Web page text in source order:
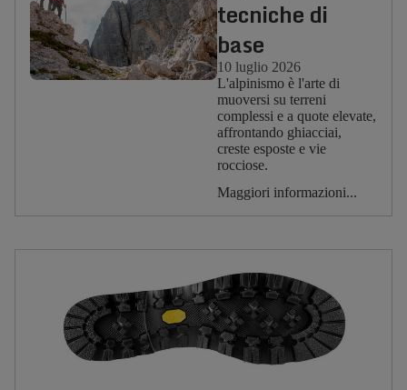
tecniche di
base
10 luglio 2026
L'alpinismo è l'arte di
muoversi su terreni
complessi e a quote elevate,
affrontando ghiacciai,
creste esposte e vie
rocciose.
Maggiori informazioni...